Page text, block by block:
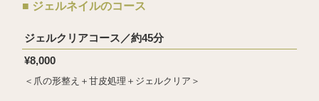
■ ジェルネイルのコース
ジェルクリアコース／約45分
¥8,000
＜爪の形整え＋甘皮処理＋ジェルクリア＞